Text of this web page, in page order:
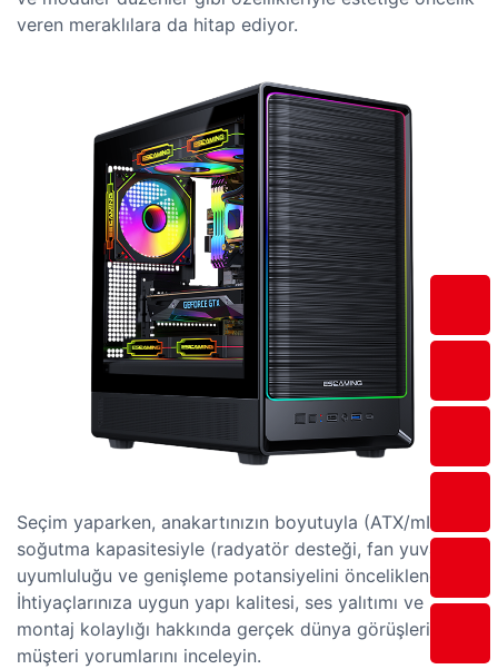
veren meraklılara da hitap ediyor.
Seçim yaparken, anakartınızın boyutuyla (ATX/mITX),
soğutma kapasitesiyle (radyatör desteği, fan yuvaları)
uyumluluğu ve genişleme potansiyelini önceliklendirin.
İhtiyaçlarınıza uygun yapı kalitesi, ses yalıtımı ve
montaj kolaylığı hakkında gerçek dünya görüşleri için
müşteri yorumlarını inceleyin.